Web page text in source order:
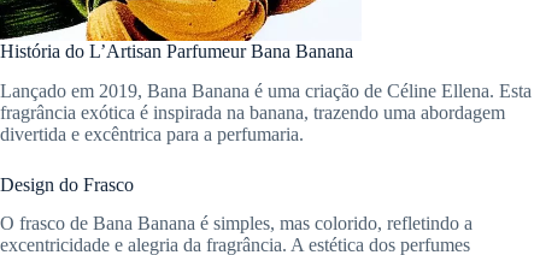
História do L’Artisan Parfumeur Bana Banana
Lançado em 2019, Bana Banana é uma criação de Céline Ellena. Esta
fragrância exótica é inspirada na banana, trazendo uma abordagem
divertida e excêntrica para a perfumaria.
Design do Frasco
O frasco de Bana Banana é simples, mas colorido, refletindo a
excentricidade e alegria da fragrância. A estética dos perfumes